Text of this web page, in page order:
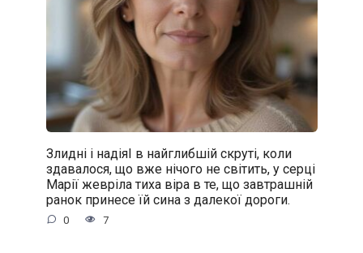
Злидні і надіяІ в найглибшій скруті, коли
здавалося, що вже нічого не світить, у серці
Марії жевріла тиха віра в те, що завтрашній
ранок принесе їй сина з далекої дороги.
0 7